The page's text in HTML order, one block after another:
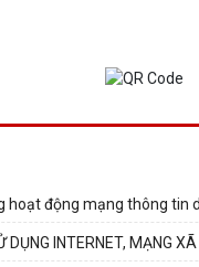
động mạng thông tin
INTERNET, MẠNG